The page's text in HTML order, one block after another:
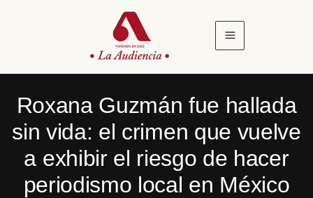
Roxana Guzmán fue hallada
sin vida: el crimen que vuelve
a exhibir el riesgo de hacer
periodismo local en México